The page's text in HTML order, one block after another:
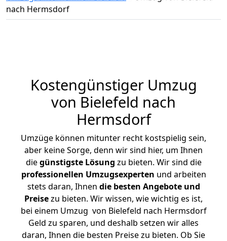
nach Hermsdorf
Kostengünstiger Umzug
von Bielefeld nach
Hermsdorf
Umzüge können mitunter recht kostspielig sein,
aber keine Sorge, denn wir sind hier, um Ihnen
diegünstigste Lösung zu bieten. Wir sind die
professionellen Umzugsexperten und arbeiten
stets daran, Ihnen die besten Angebote und
Preisezu bieten. Wir wissen, wie wichtig es ist,
bei einem Umzug von Bielefeld nach Hermsdorf
Geld zu sparen, und deshalb setzen wir alles
daran, Ihnen die besten Preise zu bieten. Ob Sie